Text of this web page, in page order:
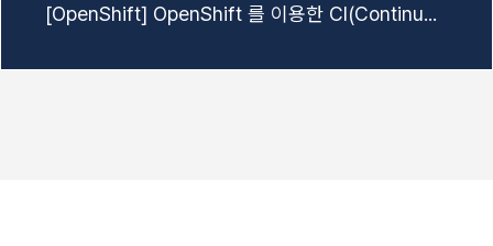
[OpenShift] OpenShift 를 이용한 CI(Continuous Integration) 구성